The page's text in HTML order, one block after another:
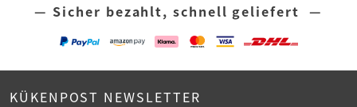
— Sicher bezahlt, schnell geliefert —
KÜKENPOST NEWSLETTER